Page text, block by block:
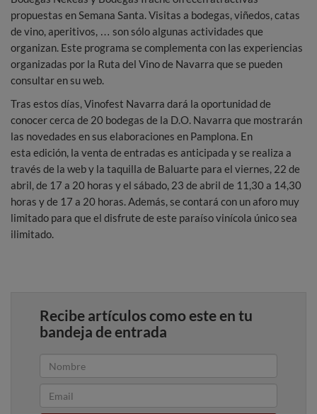
propuestas en Semana Santa. Visitas a bodegas, viñedos, catas
de vino, aperitivos, … son sólo algunas actividades que
organizan. Este programa se complementa con las experiencias
organizadas por la Ruta del Vino de Navarra que se pueden
consultar en su web.
Tras estos días, Vinofest Navarra dará la oportunidad de
conocer cerca de 20 bodegas de la D.O. Navarra que mostrarán
las novedades en sus elaboraciones en Pamplona. En
esta edición, la venta de entradas es anticipada y se realiza a
través de la web y la taquilla de Baluarte para el viernes, 22 de
abril, de 17 a 20 horas y el sábado, 23 de abril de 11,30 a 14,30
horas y de 17 a 20 horas. Además, se contará con un aforo muy
limitado para que el disfrute de este paraíso vinícola único sea
ilimitado.
Recibe artículos como este en tu
bandeja de entrada